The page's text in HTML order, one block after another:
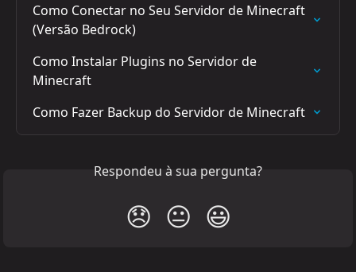
Como Conectar no Seu Servidor de Minecraft
(Versão Bedrock)
Como Instalar Plugins no Servidor de
Minecraft
Como Fazer Backup do Servidor de Minecraft
Respondeu à sua pergunta?
😞 😐 😃